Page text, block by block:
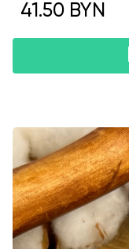
41.50 BYN